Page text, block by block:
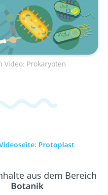
Video: Prokaryoten
Protoplast
aus dem Bereich
Botanik